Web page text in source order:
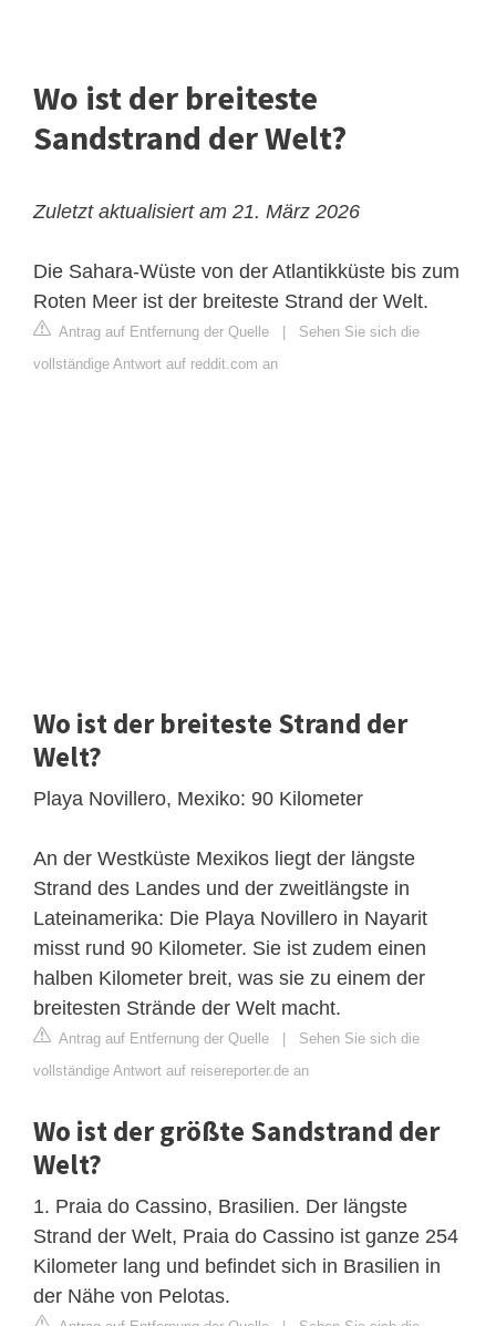
Wo ist der breiteste
Sandstrand der Welt?
Zuletzt aktualisiert am 21. März 2026
Die Sahara-Wüste von der Atlantikküste bis zum
Roten Meer ist der breiteste Strand der Welt.
Antrag auf Entfernung der Quelle
Sehen Sie sich die
vollständige Antwort auf reddit.com an
Wo ist der breiteste Strand der
Welt?
Playa Novillero, Mexiko: 90 Kilometer
An der Westküste Mexikos liegt der längste
Strand des Landes und der zweitlängste in
Lateinamerika: Die Playa Novillero in Nayarit
misst rund 90 Kilometer. Sie ist zudem einen
halben Kilometer breit, was sie zu einem der
breitesten Strände der Welt macht.
Antrag auf Entfernung der Quelle
Sehen Sie sich die
vollständige Antwort auf reisereporter.de an
Wo ist der größte Sandstrand der
Welt?
1. Praia do Cassino, Brasilien. Der längste
Strand der Welt, Praia do Cassino ist ganze 254
Kilometer lang und befindet sich in Brasilien in
der Nähe von Pelotas.